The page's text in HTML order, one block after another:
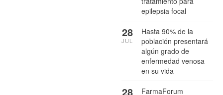
epilepsia focal
Hasta 90% de la
población presentará
algún grado de
enfermedad venosa
en su vida
28
JUL
FarmaForum
28